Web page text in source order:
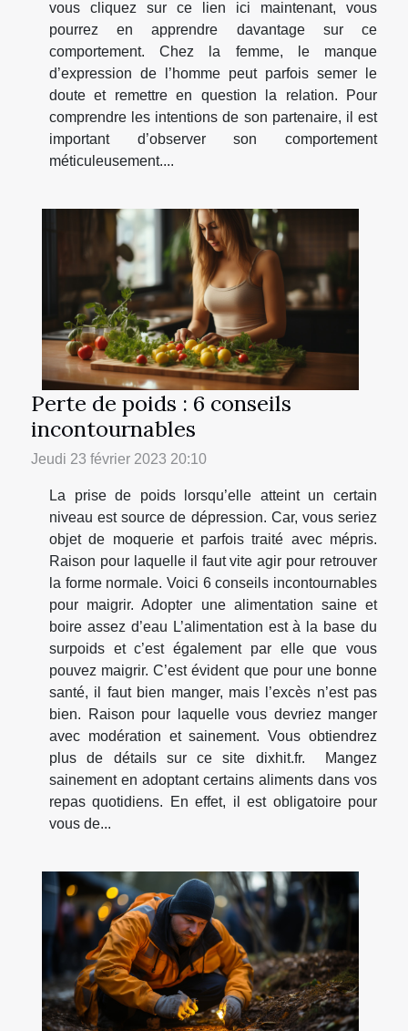
vous cliquez sur ce lien ici maintenant, vous
pourrez en apprendre davantage sur ce
comportement. Chez la femme, le manque
d’expression de l’homme peut parfois semer le
doute et remettre en question la relation. Pour
comprendre les intentions de son partenaire, il est
important d’observer son comportement
méticuleusement....
Perte de poids : 6 conseils
incontournables
Jeudi 23 février 2023 20:10
La prise de poids lorsqu’elle atteint un certain
niveau est source de dépression. Car, vous seriez
objet de moquerie et parfois traité avec mépris.
Raison pour laquelle il faut vite agir pour retrouver
la forme normale. Voici 6 conseils incontournables
pour maigrir. Adopter une alimentation saine et
boire assez d’eau L’alimentation est à la base du
surpoids et c’est également par elle que vous
pouvez maigrir. C’est évident que pour une bonne
santé, il faut bien manger, mais l’excès n’est pas
bien. Raison pour laquelle vous devriez manger
avec modération et sainement. Vous obtiendrez
plus de détails sur ce site dixhit.fr. Mangez
sainement en adoptant certains aliments dans vos
repas quotidiens. En effet, il est obligatoire pour
vous de...